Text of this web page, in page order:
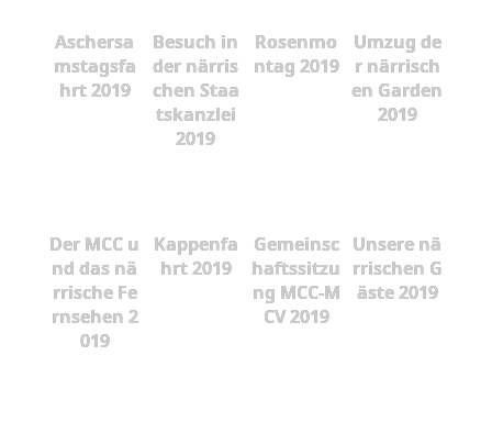
Aschersa
mstagsfa
hrt 2019
Besuch in
der närris
chen Staa
tskanzlei
2019
Rosenmo
ntag 2019
Umzug de
r närrisch
en Garden
2019
Der MCC u
nd das nä
rrische Fe
rnsehen 2
019
Kappenfa
hrt 2019
Gemeinsc
haftssitzu
ng MCC-M
CV 2019
Unsere nä
rrischen G
äste 2019